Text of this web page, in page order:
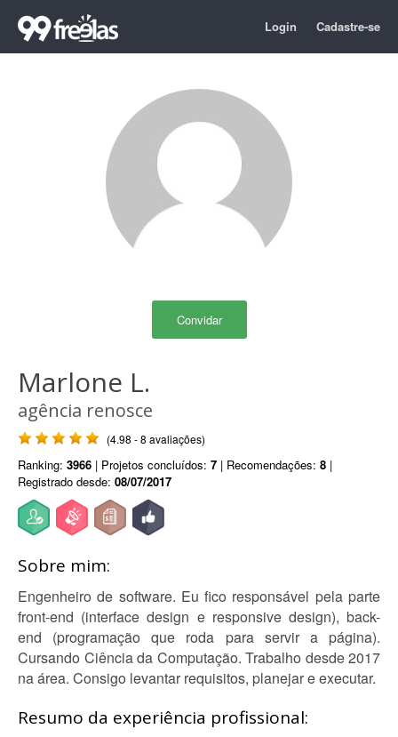
Login Cadastre-se
Convidar
Marlone L.
agência renosce
(4.98 - 8 avaliações)
Ranking: 3966 | Projetos concluídos: 7 | Recomendações: 8 |
Registrado desde: 08/07/2017
Sobre mim:
Engenheiro de software. Eu fico responsável pela parte
front-end (interface design e responsive design), back-
end (programação que roda para servir a página).
Cursando Ciência da Computação. Trabalho desde 2017
na área. Consigo levantar requisitos, planejar e executar.
Resumo da experiência profissional: